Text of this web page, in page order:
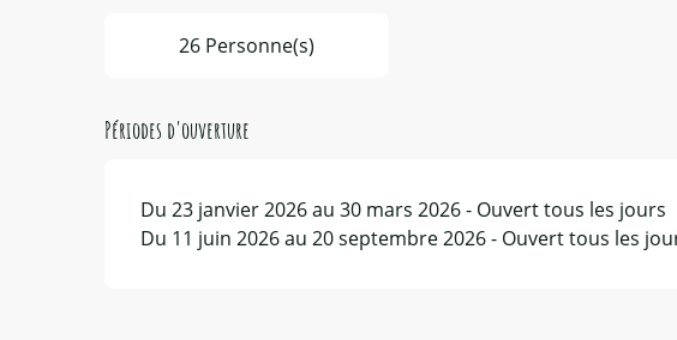
26 Personne(s)
Périodes d'ouverture
Du 23 janvier 2026 au 30 mars 2026 - Ouvert tous les jours
Du 11 juin 2026 au 20 septembre 2026 - Ouvert tous les